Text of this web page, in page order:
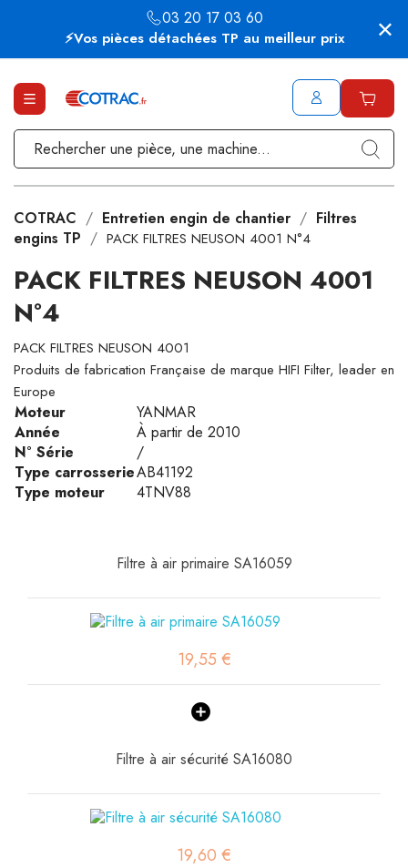
⚡Vos pièces détachées TP au meilleur prix
03 20 17 03 60
COTRAC Entretien engin de chantier
Filtres
engins TP
PACK FILTRES NEUSON 4001 N°4
PACK FILTRES NEUSON 4001
N°4
PACK FILTRES NEUSON 4001
Produits de fabrication Française de marque HIFI Filter, leader en
Europe
Moteur
YANMAR
Année
À partir de 2010
N° Série
/
Type carrosserieAB41192
Type moteur
4TNV88
Filtre à air primaire SA16059
19,55 €
Filtre à air sécurité SA16080
19,60 €